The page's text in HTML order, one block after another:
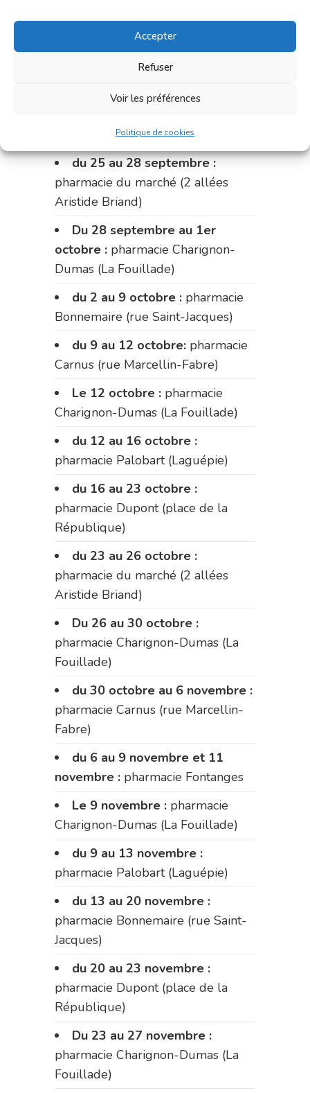
Accepter
Refuser
Voir les préférences
Politique de cookies
Le 14 septembre :pharmacie
Charignon-Dumas (La Fouillade)
du 14 au 18 septembre :
pharmacie Fontanges
du 25 au 28 septembre :
pharmacie du marché (2 allées
Aristide Briand)
Du 28 septembre au 1er
octobre : pharmacie Charignon-
Dumas (La Fouillade)
du 2 au 9 octobre : pharmacie
Bonnemaire (rue Saint-Jacques)
du 9 au 12 octobre: pharmacie
Carnus (rue Marcellin-Fabre)
Le 12 octobre : pharmacie
Charignon-Dumas (La Fouillade)
du 12 au 16 octobre :
pharmacie Palobart (Laguépie)
du 16 au 23 octobre :
pharmacie Dupont (place de la
République)
du 23 au 26 octobre :
pharmacie du marché (2 allées
Aristide Briand)
Du 26 au 30 octobre :
pharmacie Charignon-Dumas (La
Fouillade)
du 30 octobre au 6 novembre :
pharmacie Carnus (rue Marcellin-
Fabre)
du 6 au 9 novembre et 11
novembre : pharmacie Fontanges
Le 9 novembre : pharmacie
Charignon-Dumas (La Fouillade)
du 9 au 13 novembre :
pharmacie Palobart (Laguépie)
du 13 au 20 novembre :
pharmacie Bonnemaire (rue Saint-
Jacques)
du 20 au 23 novembre :
pharmacie Dupont (place de la
République)
Du 23 au 27 novembre :
pharmacie Charignon-Dumas (La
Fouillade)